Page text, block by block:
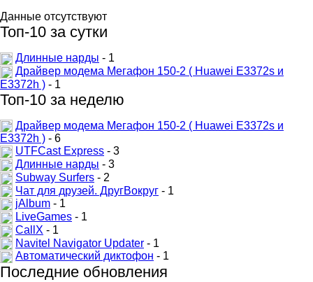
Данные отсутствуют
Топ-10 за сутки
Длинные нарды - 1
Драйвер модема Мегафон 150-2 ( Huawei E3372s и
E3372h ) - 1
Топ-10 за неделю
Драйвер модема Мегафон 150-2 ( Huawei E3372s и
E3372h ) - 6
UTFCast Express - 3
Длинные нарды - 3
Subway Surfers - 2
Чат для друзей. ДругВокруг - 1
jAlbum - 1
LiveGames - 1
CallX - 1
Navitel Navigator Updater - 1
Автоматический диктофон - 1
Последние обновления